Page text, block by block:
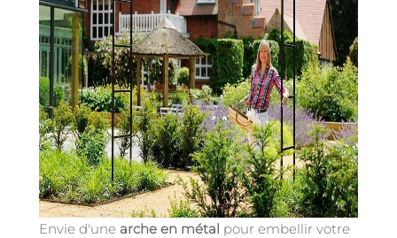
Envie d'une arche en métal pour embellir votre